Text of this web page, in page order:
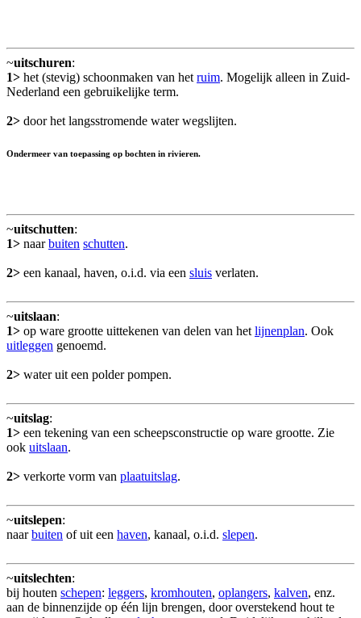
~uitschuren:
1> het (stevig) schoonmaken van het ruim. Mogelijk alleen in Zuid-
Nederland een gebruikelijke term.
2> door het langsstromende water wegslijten.
Ondermeer van toepassing op bochten in rivieren.
~uitschutten:
1> naarbuiten schutten.
2> een kanaal, haven, o.i.d. via een sluis verlaten.
~uitslaan:
1> op ware grootte uittekenen van delen van het lijnenplan. Ook
uitleggen genoemd.
2> water uit een polder pompen.
~uitslag:
1> een tekening van een scheepsconstructie op ware grootte. Zie
ook uitslaan.
2> verkorte vorm van plaatuitslag.
~uitslepen:
naarbuiten of uit een haven, kanaal, o.i.d. slepen.
~uitslechten:
bij houten schepen: leggers, kromhouten, oplangers, kalven, enz.
aan de binnenzijde op één lijn brengen, door overstekend hout te